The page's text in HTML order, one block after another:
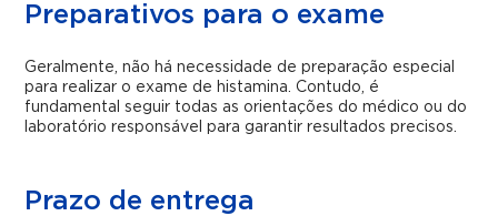
Preparativos para o exame
Geralmente, não há necessidade de preparação especial
para realizar o exame de histamina. Contudo, é
fundamental seguir todas as orientações do médico ou do
laboratório responsável para garantir resultados precisos.
Prazo de entrega